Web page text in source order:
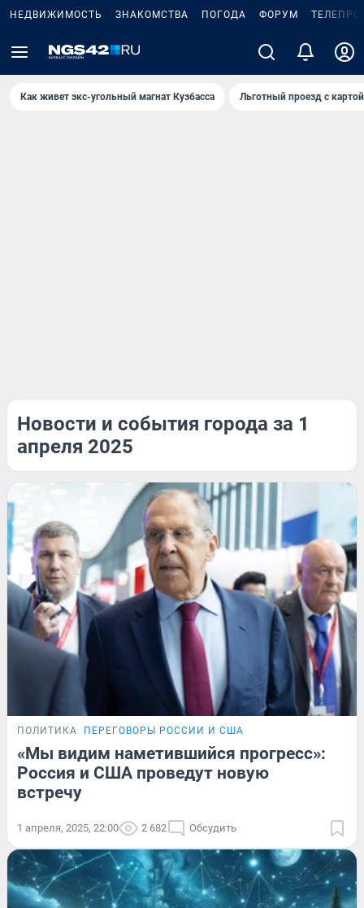
НЕДВИЖИМОСТЬ ЗНАКОМСТВА ПОГОДА ФОРУМ
Как живет экс-угольный магнат Кузбасса Льготный проезд с
Новости и события города за 1
апреля 2025
ПОЛИТИКА ПЕРЕГОВОРЫ РОССИИ И США
«Мы видим наметившийся прогресс»:
Россия и США проведут новую
встречу
1 апреля, 2025, 22:00 2 682 Обсудить